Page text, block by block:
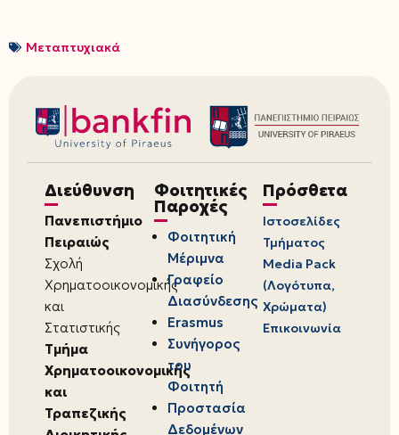
Μεταπτυχιακά
Διεύθυνση
Πανεπιστήμιο
Πειραιώς
Σχολή
Χρηματοοικονομικής
και
Στατιστικής
Τμήμα
Χρηματοοικονομικής
και
Τραπεζικής
Φοιτητικές
Παροχές
Φοιτητική
Μέριμνα
Γραφείο
Διασύνδεσης
Erasmus
Συνήγορος
του
Φοιτητή
Προστασία
Δεδομένων
Πρόσθετα
Ιστοσελίδες
Τμήματος
Media Pack
(Λογότυπα,
Χρώματα)
Επικοινωνία